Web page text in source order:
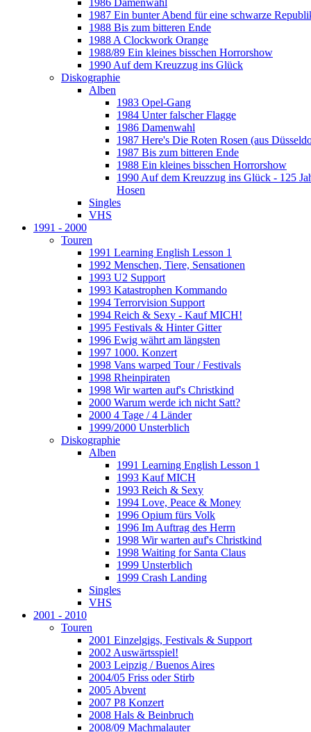
1987 Ein bunter Abend für eine schwarze
1988 Bis zum bitteren Ende
1988 A Clockwork Orange
1988/89 Ein kleines bisschen Horrorshow
1990 Auf dem Kreuzzug ins Glück
Diskographie
Alben
1983 Opel-Gang
1984 Unter falscher Flagge
1986 Damenwahl
1987 Here's Die Roten Rosen (aus
1987 Bis zum bitteren Ende
1988 Ein kleines bisschen Horrorshow
1990 Auf dem Kreuzzug ins Glück - 125
Hosen
Singles
VHS
1991 - 2000
Touren
1991 Learning English Lesson 1
1992 Menschen, Tiere, Sensationen
1993 U2 Support
1993 Katastrophen Kommando
1994 Terrorvision Support
1994 Reich & Sexy - Kauf MICH!
1995 Festivals & Hinter Gitter
1996 Ewig währt am längsten
1997 1000. Konzert
1998 Vans warped Tour / Festivals
1998 Rheinpiraten
1998 Wir warten auf's Christkind
2000 Warum werde ich nicht Satt?
2000 4 Tage / 4 Länder
1999/2000 Unsterblich
Diskographie
Alben
1991 Learning English Lesson 1
1993 Kauf MICH
1993 Reich & Sexy
1994 Love, Peace & Money
1996 Opium fürs Volk
1996 Im Auftrag des Herrn
1998 Wir warten auf's Christkind
1998 Waiting for Santa Claus
1999 Unsterblich
1999 Crash Landing
Singles
VHS
2001 - 2010
Touren
2001 Einzelgigs, Festivals & Support
2002 Auswärtsspiel!
2003 Leipzig / Buenos Aires
2004/05 Friss oder Stirb
2005 Abvent
2007 P8 Konzert
2008 Hals & Beinbruch
2008/09 Machmalauter